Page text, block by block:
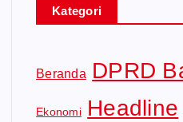
Kategori
Beranda DPRD
Ekonomi Headline